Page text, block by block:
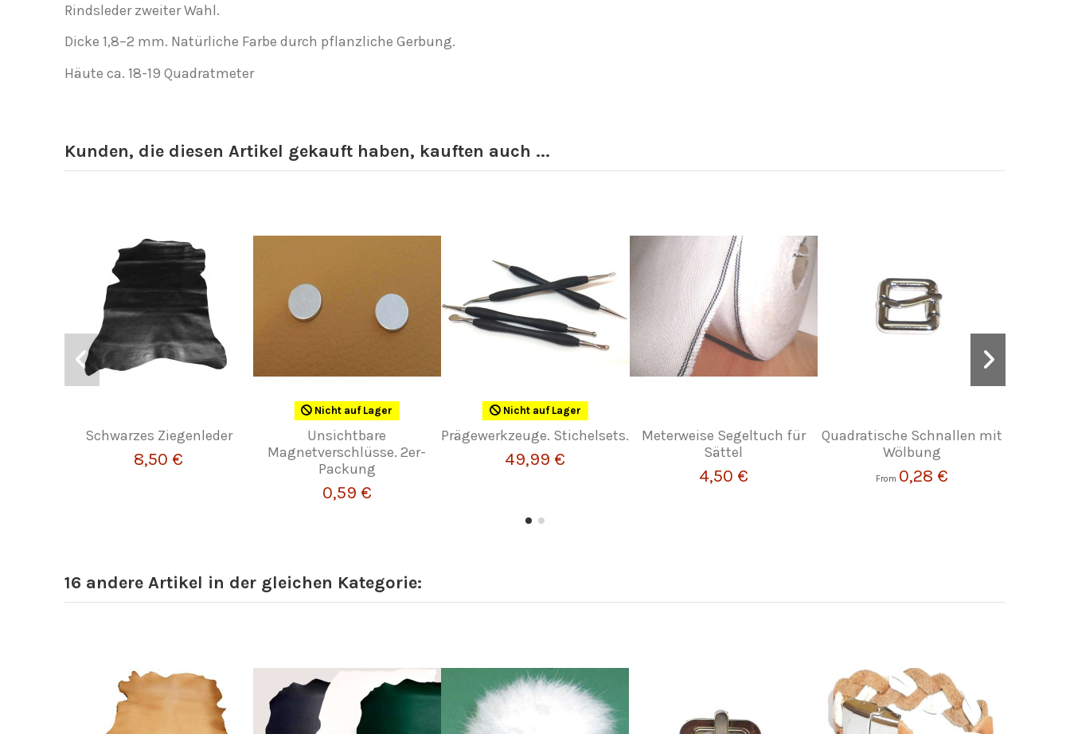
Rindsleder zweiter Wahl.
Dicke 1,8–2 mm. Natürliche Farbe durch pflanzliche Gerbung.
Häute ca. 18-19 Quadratmeter
Kunden, die diesen Artikel gekauft haben, kauften auch ...
Schwarzes Ziegenleder
8,50 €
Nicht auf Lager
Unsichtbare
Magnetverschlüsse. 2er-
Packung
0,59 €
Nicht auf Lager
Prägewerkzeuge. Stichelsets.
49,99 €
Meterweise Segeltuch für
Sättel
4,50 €
Quadratische Schnallen mit
Wölbung
From 0,28 €
16 andere Artikel in der gleichen Kategorie: